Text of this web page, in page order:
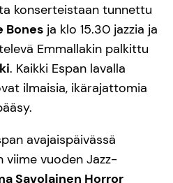
konserteistaan tunnettu
Bones ja klo 15.30 jazzia ja
Emmallakin palkittu
. Kaikki Espan lavalla
ilmaisia, ikärajattomia
avajaispäivässä
viime vuoden Jazz-
Savolainen Horror